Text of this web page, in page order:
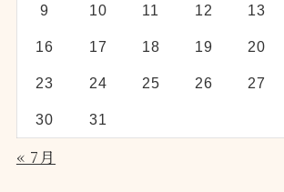
9 10 11 12 13
16 17 18 19 20
23 24 25 26 27
30 31
« 7月